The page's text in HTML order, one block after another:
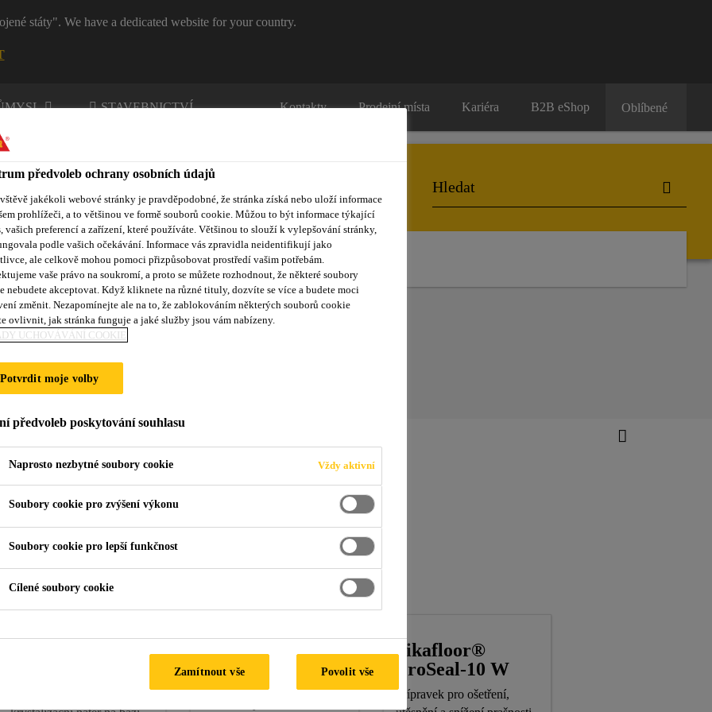
státy". We have a dedicated website for your country.
STAVEBNICTVÍ Kontakty Prodejní místa Kariéra B2B eShop Oblíbené
Kontakty
zralého betonu
a utěsnění betonu
Sikafloor®
CureHard GL
Sikafloor®
ProSeal-10 W
Přípravek pro ošetření,
předvoleb ochrany osobních údajů
jakékoli webové stránky je pravděpodobné, že stránka získá nebo uloží informace
prohlížeči, a to většinou ve formě souborů cookie. Můžou to být informace týkající
vašich preferencí a zařízení, které používáte. Většinou to slouží k vylepšování stránky,
podle vašich očekávání. Informace vás zpravidla neidentifikují jako
ale celkově mohou pomoci přizpůsobovat prostředí vašim potřebám.
vaše právo na soukromí, a proto se můžete rozhodnout, že některé soubory
nebudete akceptovat. Když kliknete na různé tituly, dozvíte se více a budete moci
změnit. Nezapomínejte ale na to, že zablokováním některých souborů cookie
ovlivnit, jak stránka funguje a jaké služby jsou vám nabízeny.
UCHOVÁVÁNÍ COOKIE
Potvrdit moje volby
předvoleb poskytování souhlasu
Naprosto nezbytné soubory cookie Vždy aktivní
Soubory cookie pro zvýšení výkonu
Soubory cookie pro lepší funkčnost
Cílené soubory cookie
Zamítnout vše Povolit vše